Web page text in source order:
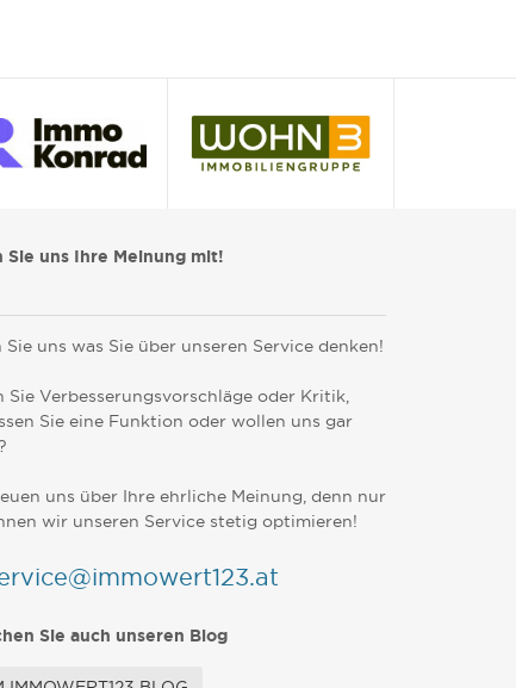
Sie uns Ihre Meinung mit!
Sie uns was Sie über unseren Service denken!
Sie Verbesserungsvorschläge oder Kritik,
Sie eine Funktion oder wollen uns gar
uns über Ihre ehrliche Meinung, denn nur
wir unseren Service stetig optimieren!
Sie auch unseren Blog